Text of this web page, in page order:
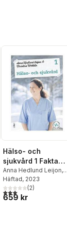
röster:
Hälso- och
sjukvård 1 Fakta
och uppgifter
Anna Hedlund Leijon,
Christina Walldin
Häftad, 2023
3,0utav 5 stjärnor.
(2)
659 kr